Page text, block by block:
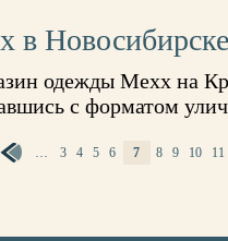
в Новосибирске
одежды Mexx на
с форматом
… 3 4 5 6 7 8 9 10 11